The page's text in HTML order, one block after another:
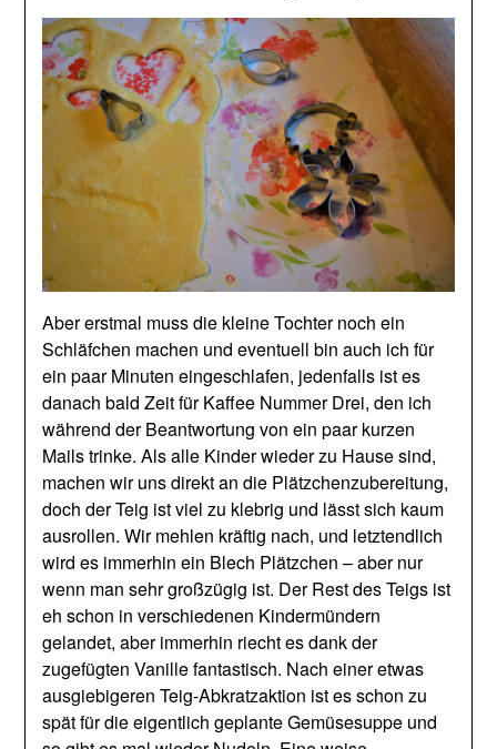
Aber erstmal muss die kleine Tochter noch ein
Schläfchen machen und eventuell bin auch ich für
ein paar Minuten eingeschlafen, jedenfalls ist es
danach bald Zeit für Kaffee Nummer Drei, den ich
während der Beantwortung von ein paar kurzen
Mails trinke. Als alle Kinder wieder zu Hause sind,
machen wir uns direkt an die Plätzchenzubereitung,
doch der Teig ist viel zu klebrig und lässt sich kaum
ausrollen. Wir mehlen kräftig nach, und letztendlich
wird es immerhin ein Blech Plätzchen – aber nur
wenn man sehr großzügig ist. Der Rest des Teigs ist
eh schon in verschiedenen Kindermündern
gelandet, aber immerhin riecht es dank der
zugefügten Vanille fantastisch. Nach einer etwas
ausgiebigeren Teig-Abkratzaktion ist es schon zu
spät für die eigentlich geplante Gemüsesuppe und